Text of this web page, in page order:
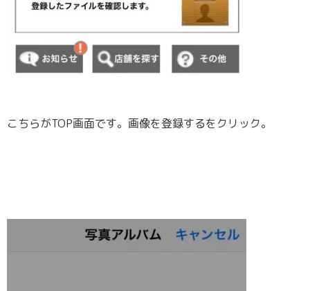
こちらがTOP画面です。画像を登録するをクリック。